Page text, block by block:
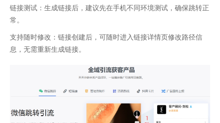
链接测试：生成链接后，建议先在手机不同环境测试，确保跳转正
常。
支持随时修改：链接创建后，可随时进入链接详情页修改路径信
息，无需重新生成链接。